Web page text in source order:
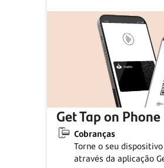
Get Tap on Phone
Cobranças
Torne o seu
através da aplicação